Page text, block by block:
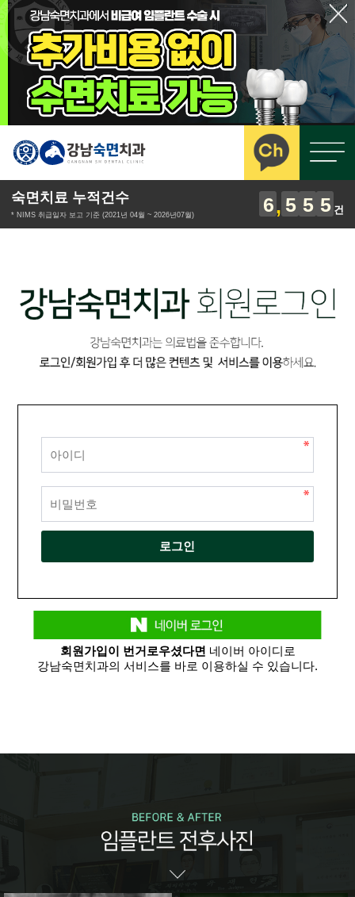
숙면치료 누적건수
* NIMS 취급일자 보고 기준 (2021년 04월 ~ 2026년07월) 6 5 5 5 건
회원가입이 번거로우셨다면 네이버 아이디로
강남숙면치과의 서비스를 바로 이용하실 수 있습니다.